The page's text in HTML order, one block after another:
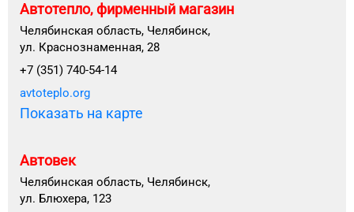
Автотепло, фирменный магазин
Челябинская область, Челябинск,
ул. Краснознаменная, 28
+7 (351) 740-54-14
avtoteplo.org
Показать на карте
Автовек
Челябинская область, Челябинск,
ул. Блюхера, 123